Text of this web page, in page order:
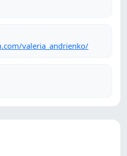
valeria_andrienko/